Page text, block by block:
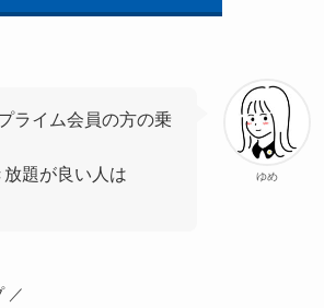
ゆめ
ライム会員の方の乗
題が良い人は
／